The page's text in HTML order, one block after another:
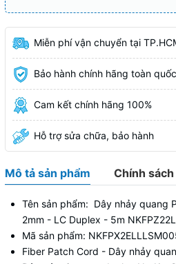
Miễn phí vận chuyển tại
Bảo hành chính hãng toàn quốc
Cam kết chính hãng 100%
Hỗ trợ sửa chữa, bảo hành
Mô tả sản phẩm Chính
Tên sản phẩm: Dây nhảy quang
2mm - LC Duplex - 5m
Mã sản phẩm:
Fiber Patch Cord - Dây nhảy